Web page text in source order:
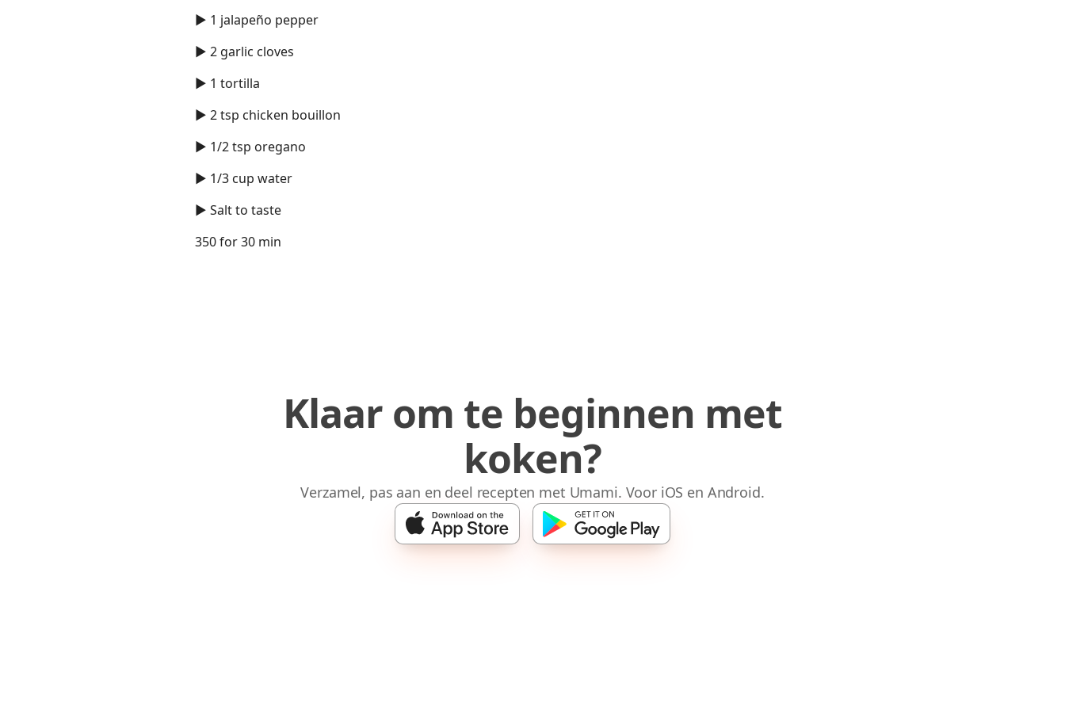
► 1 jalapeño pepper
► 2 garlic cloves
► 1 tortilla
► 2 tsp chicken bouillon
► 1/2 tsp oregano
► 1/3 cup water
► Salt to taste
350 for 30 min
Klaar om te beginnen met
koken?
Verzamel, pas aan en deel recepten met Umami. Voor iOS en Android.